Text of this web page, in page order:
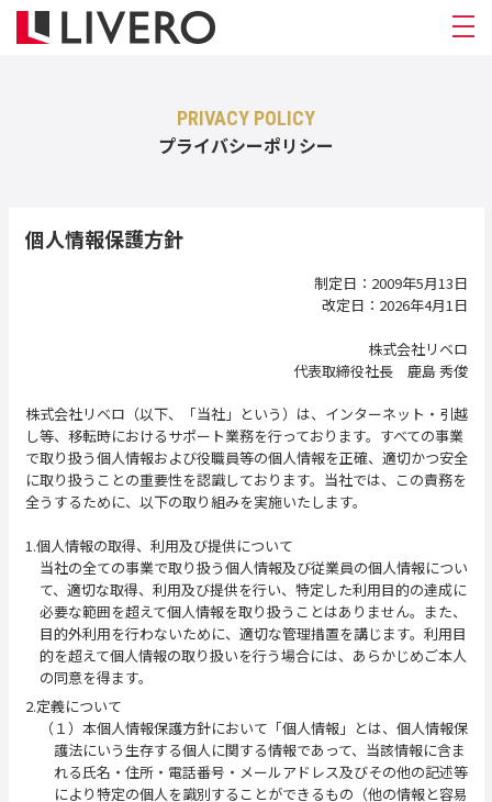
PRIVACY POLICY
プライバシーポリシー
個人情報保護方針
制定日：2009年5月13日
改定日：2026年4月1日
株式会社リベロ
代表取締役社長 鹿島 秀俊
株式会社リベロ（以下、「当社」という）は、インターネット・引越
し等、移転時におけるサポート業務を行っております。すべての事業
で取り扱う個人情報および役職員等の個人情報を正確、適切かつ安全
に取り扱うことの重要性を認識しております。当社では、この責務を
全うするために、以下の取り組みを実施いたします。
1.個人情報の取得、利用及び提供について
当社の全ての事業で取り扱う個人情報及び従業員の個人情報につい
て、適切な取得、利用及び提供を行い、特定した利用目的の達成に
必要な範囲を超えて個人情報を取り扱うことはありません。また、
目的外利用を行わないために、適切な管理措置を講じます。利用目
的を超えて個人情報の取り扱いを行う場合には、あらかじめご本人
の同意を得ます。
2.定義について
（１）本個人情報保護方針において「個人情報」とは、個人情報保
護法にいう生存する個人に関する情報であって、当該情報に含ま
れる氏名・住所・電話番号・メールアドレス及びその他の記述等
により特定の個人を識別することができるもの（他の情報と容易